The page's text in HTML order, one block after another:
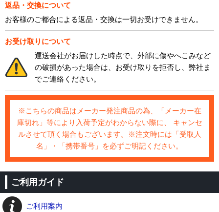
返品・交換について
お客様のご都合による返品・交換は一切お受けできません。
お受け取りについて
運送会社がお届けした時点で、外部に傷やへこみなど
の破損があった場合は、お受け取りを拒否し、弊社ま
でご連絡ください。
※こちらの商品はメーカー発注商品の為、「メーカー在
庫切れ」等により入荷予定がわからない際に、 キャンセ
ルさせて頂く場合もございます。※注文時には「受取人
名」・「携帯番号」を必ずご明記ください。
ご利用ガイド
ご利用案内